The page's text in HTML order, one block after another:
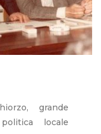
grande
locale